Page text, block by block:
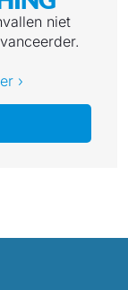
niet
›